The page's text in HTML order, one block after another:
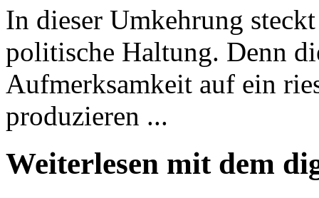
In dieser Umkehrung
politische Haltung. Denn
Aufmerksamkeit auf ein
produzieren ...
Weiterlesen mit dem